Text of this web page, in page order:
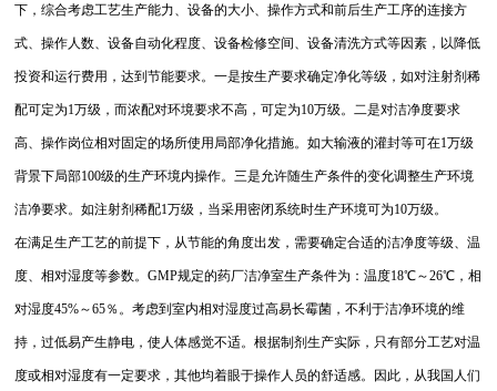
下，综合考虑工艺生产能力、设备的大小、操作方式和前后生产工序的连接方
式、操作人数、设备自动化程度、设备检修空间、设备清洗方式等因素，以降低
投资和运行费用，达到节能要求。一是按生产要求确定净化等级，如对注射剂稀
配可定为1万级，而浓配对环境要求不高，可定为10万级。二是对洁净度要求
高、操作岗位相对固定的场所使用局部净化措施。如大输液的灌封等可在1万级
背景下局部100级的生产环境内操作。三是允许随生产条件的变化调整生产环境
洁净要求。如注射剂稀配1万级，当采用密闭系统时生产环境可为10万级。
在满足生产工艺的前提下，从节能的角度出发，需要确定合适的洁净度等级、温
度、相对湿度等参数。GMP规定的药厂洁净室生产条件为：温度18℃～26℃，相
对湿度45%～65％。考虑到室内相对湿度过高易长霉菌，不利于洁净环境的维
持，过低易产生静电，使人体感觉不适。根据制剂生产实际，只有部分工艺对温
度或相对湿度有一定要求，其他均着眼于操作人员的舒适感。因此，从我国人们